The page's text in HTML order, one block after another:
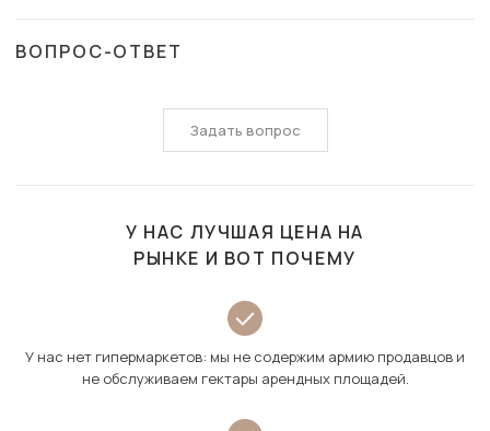
ВОПРОС-ОТВЕТ
Задать вопрос
У НАС ЛУЧШАЯ ЦЕНА НА
РЫНКЕ И ВОТ ПОЧЕМУ
У нас нет гипермаркетов: мы не содержим армию продавцов и
не обслуживаем гектары арендных площадей.